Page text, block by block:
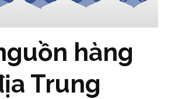
hàng
Trung